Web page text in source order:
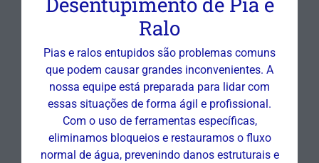
Ralo
Pias e ralos entupidos são problemas comuns
que podem causar grandes inconvenientes. A
nossa equipe está preparada para lidar com
essas situações de forma ágil e profissional.
Com o uso de ferramentas específicas,
eliminamos bloqueios e restauramos o fluxo
normal de água, prevenindo danos estruturais e